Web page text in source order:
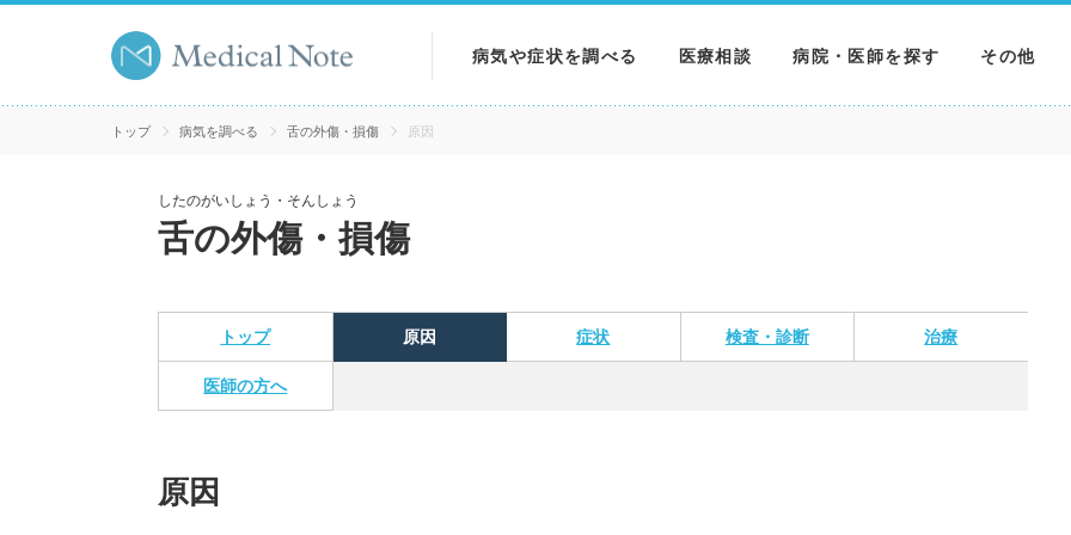
病気や症状を調べる
病気を調べる
医療相談 病院・医師を探す
病院を探す
その他
MNニュー
トップ 病気を調べる 舌の外傷・損傷 原因
したのがいしょう・そんしょう
舌の外傷・損傷
トップ 原因 症状 検査・診断 治療
医師の方へ
原因